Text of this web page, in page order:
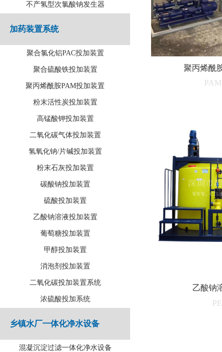
不产氢型次氯酸钠发生器
加药装置系统
聚合氯化铝PAC投加装置
聚合硫酸铁投加装置
聚丙烯酰胺PAM投加装置
粉末活性炭投加装置
高锰酸钾投加装置
二氧化碳气体投加装置
氢氧化钠/片碱投加装置
粉末石灰投加装置
碳酸钠投加装置
硫酸投加装置
乙酸钠溶液投加装置
葡萄糖投加装置
甲醇投加装置
消泡剂投加装置
二氧化碳投加装置系统
浓硫酸投加系统
乡镇水厂一体化净水设备
混凝沉淀过滤一体化净水设备
聚丙烯酰
乙酸钠